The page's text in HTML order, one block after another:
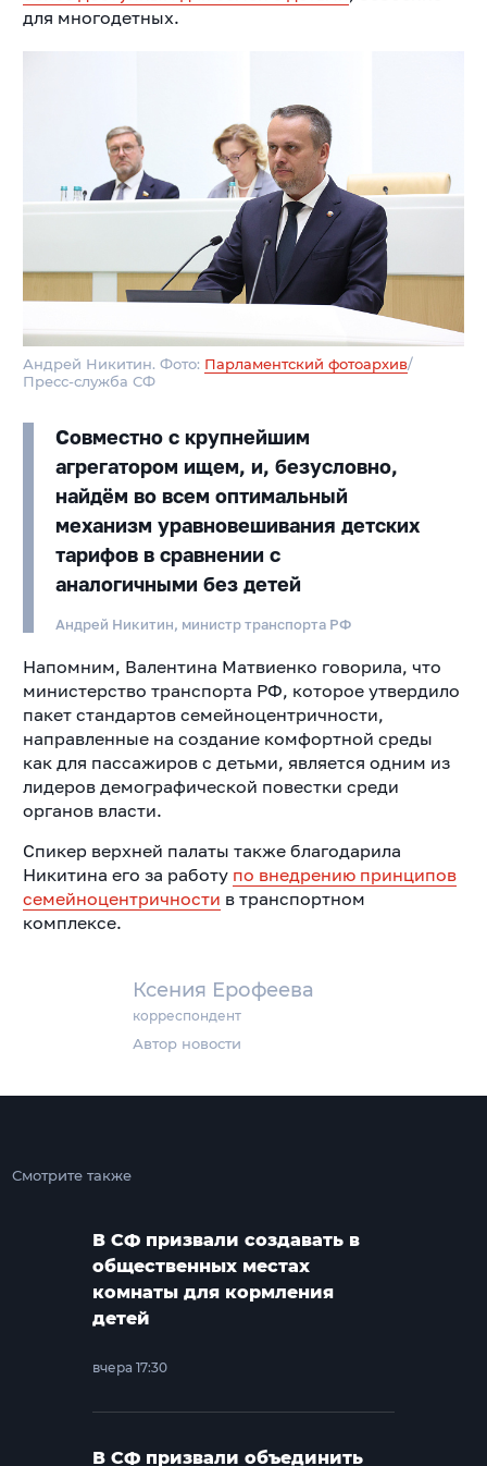
Ксения Ерофеева
корреспондент
Автор новости
для многодетных.
Андрей Никитин. Фото: Парламентский фотоархив/
Пресс-служба СФ
Совместно с крупнейшим
агрегатором ищем, и, безусловно,
найдём во всем оптимальный
механизм уравновешивания детских
тарифов в сравнении с
аналогичными без детей
Андрей Никитин, министр транспорта РФ
Напомним, Валентина Матвиенко говорила, что
министерство транспорта РФ, которое утвердило
пакет стандартов семейноцентричности,
направленные на создание комфортной среды
как для пассажиров с детьми, является одним из
лидеров демографической повестки среди
органов власти.
Спикер верхней палаты также благодарила
Никитина его за работу по внедрению принципов
семейноцентричности в транспортном
комплексе.
Смотрите также
В СФ призвали создавать в
общественных местах
комнаты для кормления
детей
вчера 17:30
В СФ призвали объединить